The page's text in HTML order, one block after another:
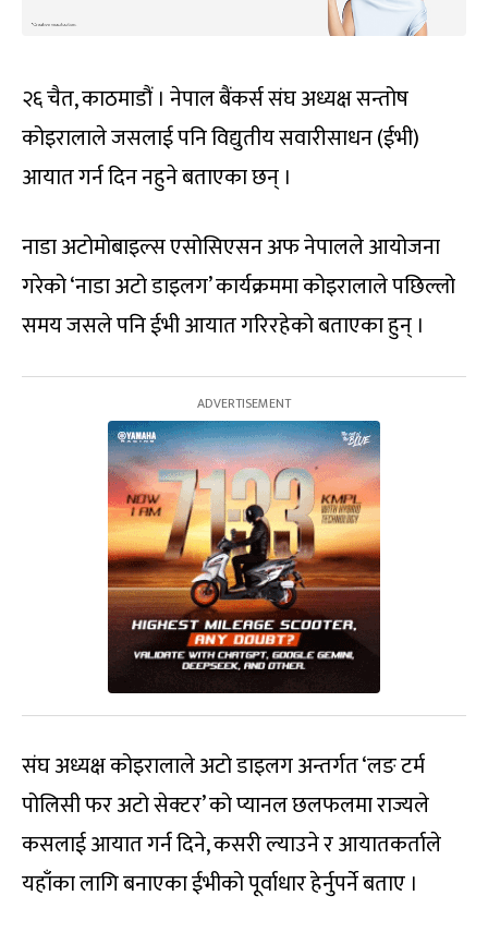
२६ चैत, काठमाडौं । नेपाल बैंकर्स संघ अध्यक्ष सन्तोष
कोइरालाले जसलाई पनि विद्युतीय सवारीसाधन (ईभी)
आयात गर्न दिन नहुने बताएका छन् ।
नाडा अटोमोबाइल्स एसोसिएसन अफ नेपालले आयोजना
गरेको ‘नाडा अटो डाइलग’ कार्यक्रममा कोइरालाले पछिल्लो
समय जसले पनि ईभी आयात गरिरहेको बताएका हुन् ।
संघ अध्यक्ष कोइरालाले अटो डाइलग अन्तर्गत ‘लङ टर्म
पोलिसी फर अटो सेक्टर’ को प्यानल छलफलमा राज्यले
कसलाई आयात गर्न दिने, कसरी ल्याउने र आयातकर्ताले
यहाँका लागि बनाएका ईभीको पूर्वाधार हेर्नुपर्ने बताए ।